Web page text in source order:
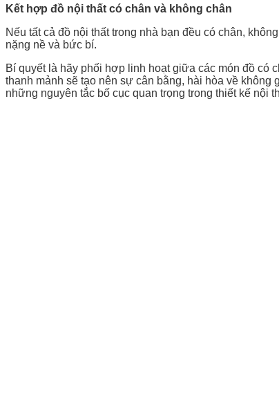
Kết hợp đồ nội thất có chân và không chân
Nếu tất cả đồ nội thất trong nhà bạn đều có chân,
nặng nề và bức bí.
Bí quyết là hãy phối hợp linh hoạt giữa các món đồ có
thanh mảnh sẽ tạo nên sự cân bằng, hài hòa về
những nguyên tắc bố cục quan trọng trong thiết kế nội